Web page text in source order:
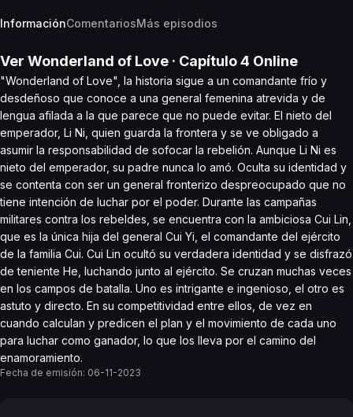
InformaciónComentariosMás episodios
Ver Wonderland of Love · Capítulo4 Online
"Wonderland of Love", la historia sigue a un comandante frío y
desdeñoso que conoce a una general femenina atrevida y de
lengua afilada a la que parece que no puede evitar. El nieto del
emperador, Li Ni, quien guarda la frontera y se ve obligado a
asumir la responsabilidad de sofocar la rebelión. Aunque Li Ni es
nieto del emperador, su padre nunca lo amó. Oculta su identidad y
se contenta con ser un general fronterizo despreocupado que no
tiene intención de luchar por el poder. Durante las campañas
militares contra los rebeldes, se encuentra con la ambiciosa Cui Lin,
que es la única hija del general Cui Yi, el comandante del ejército
de la familia Cui. Cui Lin ocultó su verdadera identidad y se disfrazó
de teniente He, luchando junto al ejército. Se cruzan muchas veces
en los campos de batalla. Uno es intrigante e ingenioso, el otro es
astuto y directo. En su competitividad entre ellos, de vez en
cuando calculan y predicen el plan y el movimiento de cada uno
para luchar como ganador, lo que los lleva por el camino del
enamoramiento.
Fecha de emisión: 06-11-2023